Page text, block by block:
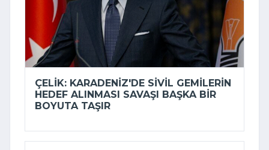
ÇELIK: KARADENIZ'DE SIVIL GEMILERIN
HEDEF ALINMASI SAVAŞI BAŞKA BIR
BOYUTA TAŞIR